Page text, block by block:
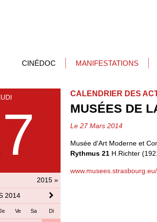
CINÉDOC MANIFESTATIONS
2015 »
2014
Ve Sa Di
CALENDRIER DES
MUSÉES DE
Le 27 Mars 2014
Musée d'Art Moderne et
Rythmus 21 H.Richter
www.musees.strasbourg.eu/